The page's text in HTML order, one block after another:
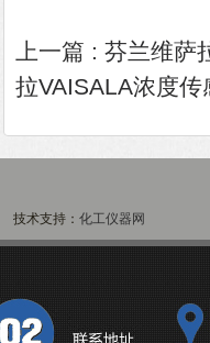
上一篇 : 芬兰维萨
拉VAISALA浓度传
技术支持： 化工仪器网